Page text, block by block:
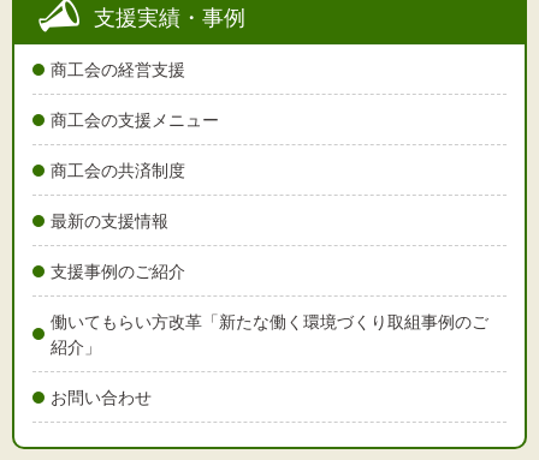
支援実績・事例
商工会の経営支援
商工会の支援メニュー
商工会の共済制度
最新の支援情報
支援事例のご紹介
働いてもらい方改革「新たな働く環境づくり取組事例のご
紹介」
お問い合わせ